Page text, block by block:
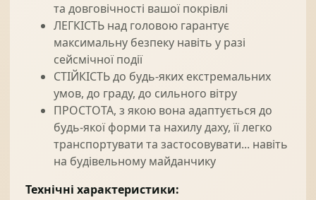
та довговічності вашої покрівлі
ЛЕГКІСТЬ над головою гарантує
максимальну безпеку навіть у разі
сейсмічної події
СТІЙКІСТЬ до будь-яких екстремальних
умов, до граду, до сильного вітру
ПРОСТОТА, з якою вона адаптується до
будь-якої форми та нахилу даху, її легко
транспортувати та застосовувати... навіть
на будівельному майданчику
Технічні характеристики: